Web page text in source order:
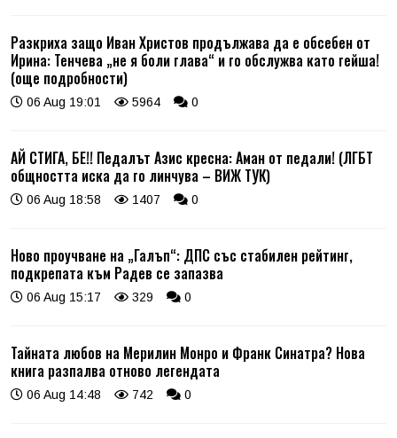
Разкриха защо Иван Христов продължава да е обсебен от
Ирина: Тенчева „не я боли глава“ и го обслужва като гейша!
(още подробности)
06 Aug 19:01 5964 0
АЙ СТИГА, БЕ!! Педалът Азис кресна: Аман от педали! (ЛГБТ
общността иска да го линчува – ВИЖ ТУК)
06 Aug 18:58 1407 0
Ново проучване на „Галъп“: ДПС със стабилен рейтинг,
подкрепата към Радев се запазва
06 Aug 15:17 329 0
Тайната любов на Мерилин Монро и Франк Синатра? Нова
книга разпалва отново легендата
06 Aug 14:48 742 0